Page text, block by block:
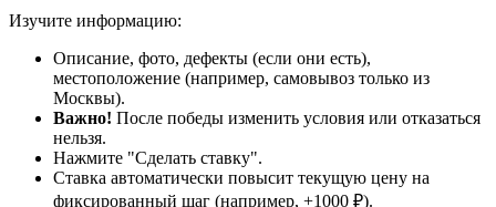
Изучите информацию:
Описание, фото, дефекты (если они есть),
местоположение (например, самовывоз только из
Москвы).
Важно! После победы изменить условия или отказаться
нельзя.
Нажмите "Сделать ставку".
Ставка автоматически повысит текущую цену на
фиксированный шаг (например, +1000 ₽).